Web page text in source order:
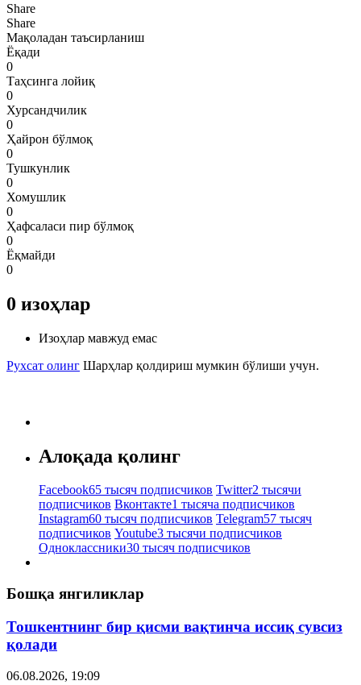
Share
Share
Мақоладан таъсирланиш
Ёқади
0
Таҳсинга лойиқ
0
Хурсандчилик
0
Ҳайрон бўлмоқ
0
Тушкунлик
0
Хомушлик
0
Ҳафсаласи пир бўлмоқ
0
Ёқмайди
0
0 изоҳлар
Изоҳлар мавжуд емас
Рухсат олинг Шарҳлар қолдириш мумкин бўлиши учун.
Алоқада қолинг
Facebook65 тысяч подписчиков Twitter2 тысячи
подписчиков Вконтакте1 тысяча подписчиков
Instagram60 тысяч подписчиков Telegram57 тысяч
подписчиков Youtube3 тысячи подписчиков
Одноклассники30 тысяч подписчиков
Бошқа янгиликлар
Тошкентнинг бир қисми вақтинча иссиқ сувсиз
қолади
06.08.2026, 19:09